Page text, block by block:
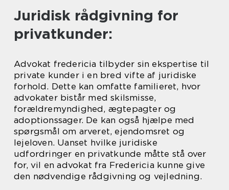
Juridisk rådgivning for
privatkunder:
Advokat fredericia tilbyder sin ekspertise til
private kunder i en bred vifte af juridiske
forhold. Dette kan omfatte familieret, hvor
advokater bistår med skilsmisse,
forældremyndighed, ægtepagter og
adoptionssager. De kan også hjælpe med
spørgsmål om arveret, ejendomsret og
lejeloven. Uanset hvilke juridiske
udfordringer en privatkunde måtte stå over
for, vil en advokat fra Fredericia kunne give
den nødvendige rådgivning og vejledning.